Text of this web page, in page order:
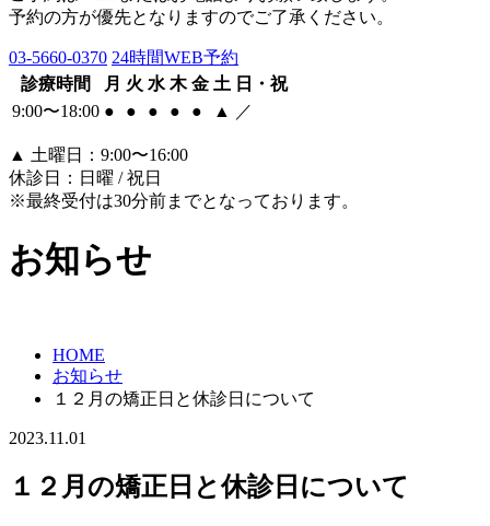
予約の方が優先となりますのでご了承ください。
03-5660-0370 24時間WEB予約
診療時間
月 火 水 木 金 土 日・祝
9:00〜18:00 ● ● ● ● ● ▲ ／
▲ 土曜日：9:00〜16:00
休診日：日曜 / 祝日
※最終受付は30分前までとなっております。
お知らせ
HOME
お知らせ
１２月の矯正日と休診日について
2023.11.01
１２月の矯正日と休診日について